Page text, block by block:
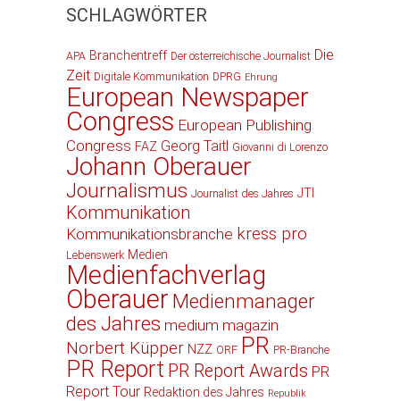
SCHLAGWÖRTER
APA Branchentreff Der österreichische Journalist Die
Zeit Digitale Kommunikation DPRG Ehrung
European Newspaper
Congress European Publishing
Congress FAZ Georg Taitl Giovanni di Lorenzo
Johann Oberauer
Journalismus Journalist des Jahres JTI
Kommunikation
Kommunikationsbranche kress pro
Lebenswerk Medien
Medienfachverlag
Oberauer Medienmanager
des Jahres medium magazin
Norbert Küpper NZZ ORF PR PR-Branche
PR Report PR Report Awards PR
Report Tour Redaktion des Jahres Republik